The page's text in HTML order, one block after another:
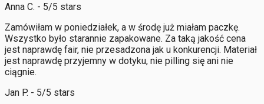
Anna C. - 5/5 stars
Zamówiłam w poniedziałek, a w środę już miałam paczkę.
Wszystko było starannie zapakowane. Za taką jakość cena
jest naprawdę fair, nie przesadzona jak u konkurencji. Materiał
jest naprawdę przyjemny w dotyku, nie pilling się ani nie
ciągnie.
Jan P. - 5/5 stars